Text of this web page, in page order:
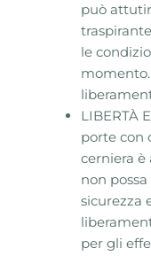
può
le
LIBERTÀ
porte con
cerniera
non
sicurezza
per gli